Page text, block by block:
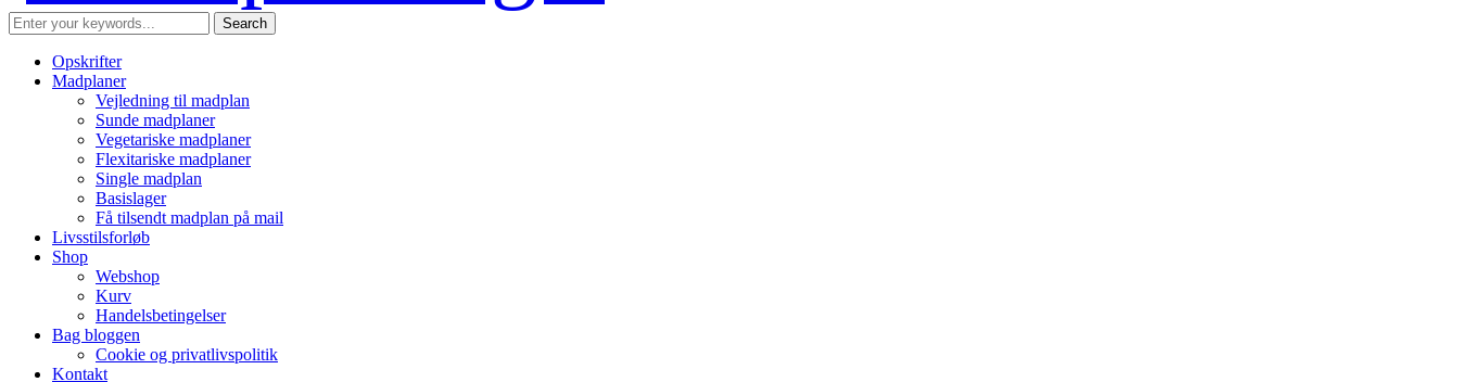
Opskrifter
Madplaner
Vejledning til madplan
Sunde madplaner
Vegetariske madplaner
Flexitariske madplaner
Single madplan
Basislager
Få tilsendt madplan på mail
Livsstilsforløb
Shop
Webshop
Kurv
Handelsbetingelser
Bag bloggen
Cookie og privatlivspolitik
Kontakt